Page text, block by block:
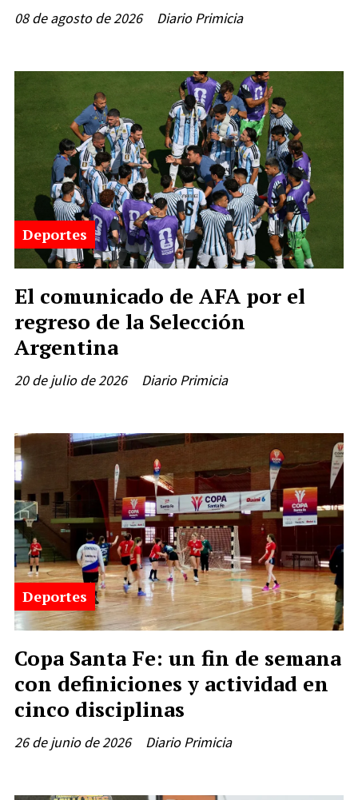
Diario Primicia
08 de agosto de 2026
El comunicado de AFA por el
regreso de la Selección
Argentina
Diario Primicia
Deportes
20 de julio de 2026
Copa Santa Fe: un fin de semana
con definiciones y actividad en
cinco disciplinas
Diario Primicia
Deportes
26 de junio de 2026